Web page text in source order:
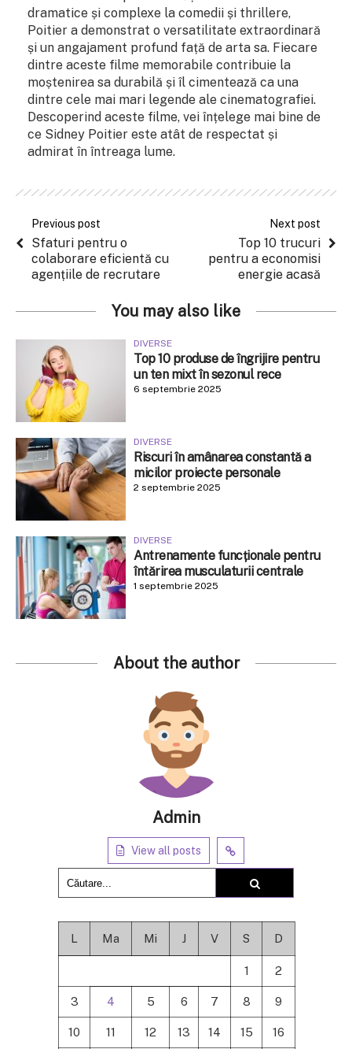
dramatice și complexe la comedii și thrillere,
Poitier a demonstrat o versatilitate extraordinară
și un angajament profund față de arta sa. Fiecare
dintre aceste filme memorabile contribuie la
moștenirea sa durabilă și îl cimentează ca una
dintre cele mai mari legende ale cinematografiei.
Descoperind aceste filme, vei înțelege mai bine de
ce Sidney Poitier este atât de respectat și
admirat în întreaga lume.
Previous post
Sfaturi pentru o
colaborare eficientă cu
agențiile de recrutare
Next post
Top 10 trucuri
pentru a economisi
energie acasă
You may also like
DIVERSE
Top 10 produse de îngrijire pentru
un ten mixt în sezonul rece
6 septembrie 2025
DIVERSE
Riscuri în amânarea constantă a
micilor proiecte personale
2 septembrie 2025
DIVERSE
Antrenamente funcționale pentru
întărirea musculaturii centrale
1 septembrie 2025
About the author
Admin
View all posts
L Ma Mi J V S D
1 2
3 4 5 6 7 8 9
10 11 12 13 14 15 16